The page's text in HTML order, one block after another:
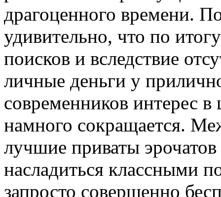
драгоценного времени.
удивительно, что по
поисков и вследствие
личные деньги у
современников интерес
намного сокращается.
лучшие приваты
насладиться классными
запросто совершенно